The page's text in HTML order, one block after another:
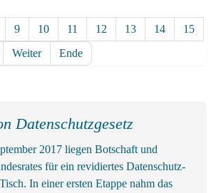
9 10 11 12 13 14
15
Weiter Ende
Datenschutzgesetz
2017 liegen Botschaft und
für ein revidiertes Daten­schutz­
In einer ersten Etappe nahm das